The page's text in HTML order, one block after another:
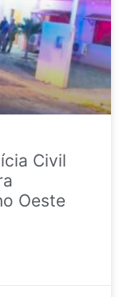
Civil
Oeste